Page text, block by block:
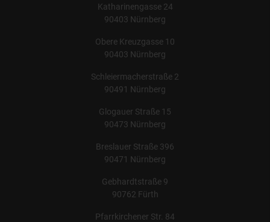
Katharinengasse 24
90403 Nürnberg
Obere Kreuzgasse 10
90403 Nürnberg
Schleiermacherstraße 2
90491 Nürnberg
Glogauer Straße 15
90473 Nürnberg
Breslauer Straße 396
90471 Nürnberg
Gebhardtstraße 9
90762 Fürth
Pfarrkirchener Str. 84